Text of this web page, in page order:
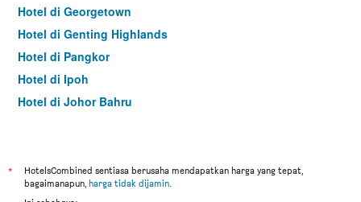
Hotel di Georgetown
Hotel di Genting Highlands
Hotel di Pangkor
Hotel di Ipoh
Hotel di Johor Bahru
Hotel di Kuching
Hotel di Tokyo
*
HotelsCombined sentiasa berusaha mendapatkan harga yang tepat,
bagaimanapun, harga tidak dijamin.